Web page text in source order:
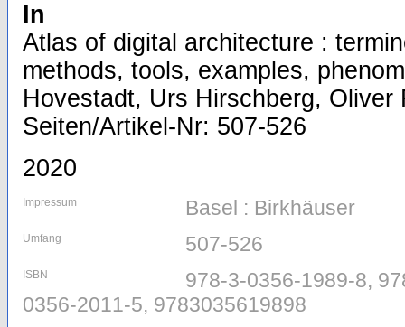
In
Atlas of digital architecture :
methods, tools, examples,
Hovestadt, Urs Hirschberg, Oliver
Seiten/Artikel-Nr: 507-526
2020
Impressum Basel : Birkhäuser
Umfang 507-526
ISBN
978-3-0356-1989-8,
0356-2011-5, 9783035619898